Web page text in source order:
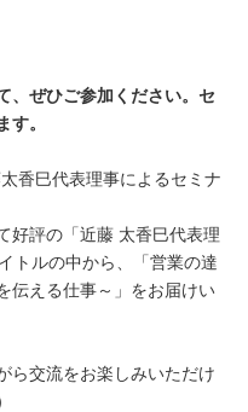
、ぜひご参加ください。セ
す。
香巳代表理事によるセミナ
好評の「近藤 太香巳代表理
トルの中から、「営業の達
伝える仕事～」をお届けい
ら交流をお楽しみいただけ